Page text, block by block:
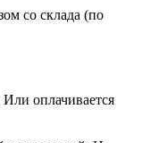
со склада (по
оплачивается